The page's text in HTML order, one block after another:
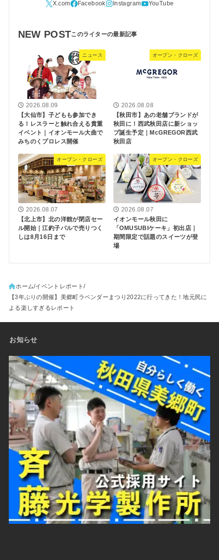
NEW POST
ニュース
2026.08.09
【大仙市】子どもも参加でき
る！レスラーと触れ合える貴重
イベント｜イオンモール大曲で
みちのくプロレス開催
オープン・クローズ
2026.08.08
【秋田市】あの老舗ブランドが
秋田に！西武秋田店に新ショッ
プ誕生予定｜McGREGOR西武
秋田店
オープン・クローズ
2026.08.07
【北上市】北の洋館が閉店セー
ル開始｜江釣子パルで売りつく
しは8月16日まで
オープン・クローズ
2026.08.07
イオンモール秋田に
「OMUSUBIケーキ」初出店｜
期間限定で話題のスイーツが登
場
ホーム イベントレポート
【3年ぶりの開催】美郷町ラベンダーまつり2022に行ってきた！地元民に
よる楽しすぎるレポート
お知らせ